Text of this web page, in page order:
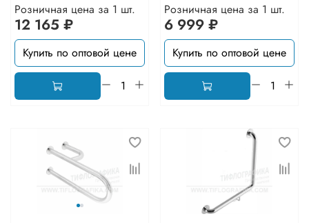
Розничная цена за 1 шт.
12 165 ₽
Купить по оптовой цене
Розничная цена за 1 шт.
6 999 ₽
Купить по оптовой цене